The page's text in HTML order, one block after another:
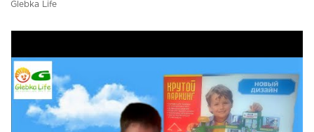
Glebka Life